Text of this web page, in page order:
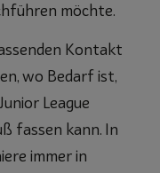
möchte.
Kontakt
wo Bedarf ist,
League
fassen kann. In
immer in